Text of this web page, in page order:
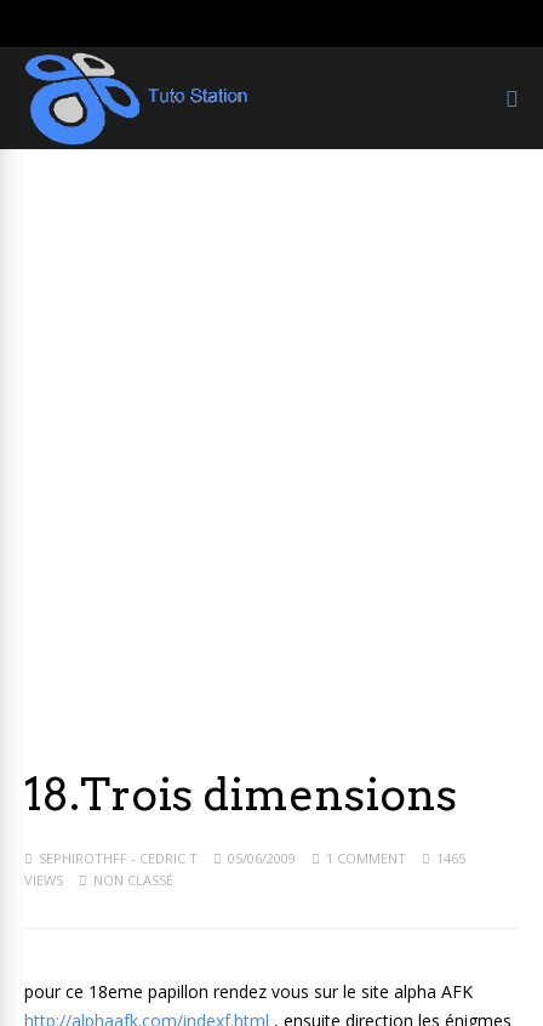
18.Trois dimensions
SEPHIROTHFF - CEDRIC T 05/06/2009 1 COMMENT
1465
VIEWS
NON CLASSÉ
pour ce 18eme papillon rendez vous sur le site alpha AFK
http://alphaafk.com/indexf.html , ensuite direction les énigmes